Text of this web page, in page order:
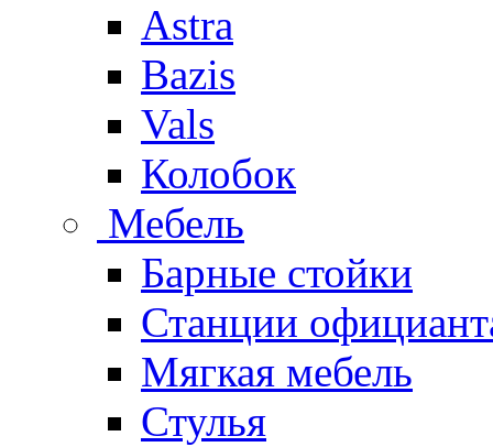
Astra
Bazis
Vals
Колобок
Мебель
Барные стойки
Станции
Мягкая мебель
Стулья